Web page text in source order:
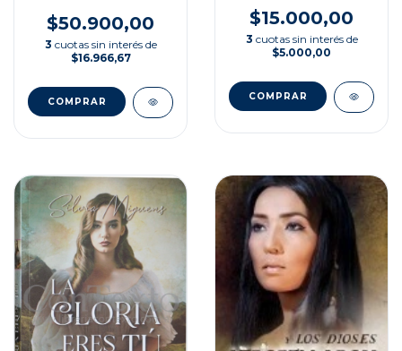
$50.900,00
3 cuotas sin interés de
$16.966,67
$15.000,00
3 cuotas sin interés de
$5.000,00